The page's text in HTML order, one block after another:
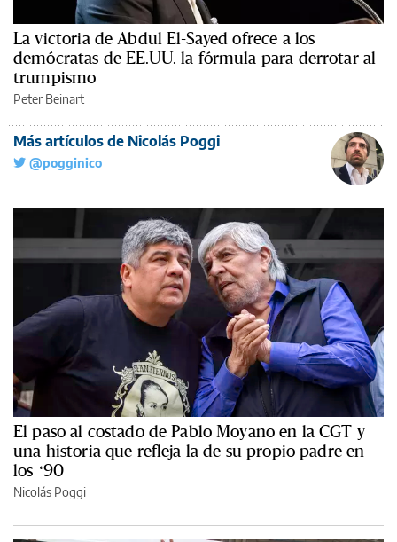
La victoria de Abdul El-Sayed ofrece a los
demócratas de EE.UU. la fórmula para derrotar al
trumpismo
Peter Beinart
Más artículos de Nicolás Poggi
@pogginico
El paso al costado de Pablo Moyano en la CGT y
una historia que refleja la de su propio padre en
los ‘90
Nicolás Poggi